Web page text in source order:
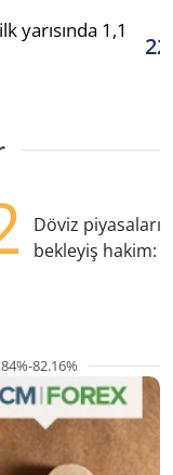
yarısında 1,1
Döviz
bekleyiş hakim:
82.16%